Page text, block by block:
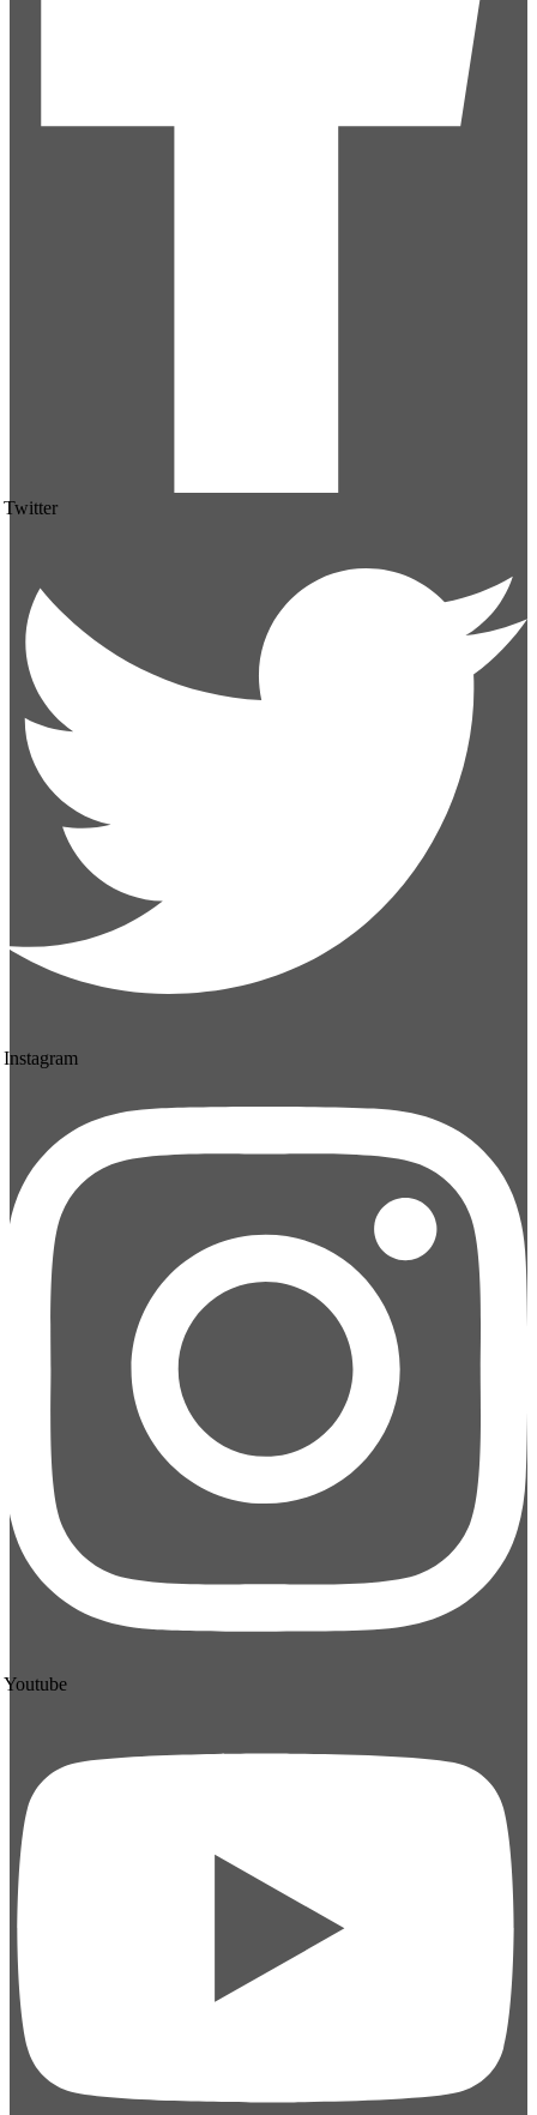
Twitter
Instagram
Youtube